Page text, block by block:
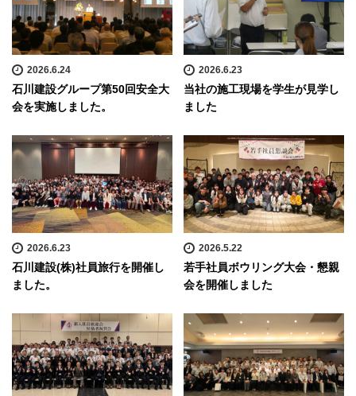
2026.6.24
石川建設グループ第50回安全大
会を実施しました。
2026.6.23
当社の施工現場を学生が見学し
ました
2026.6.23
石川建設(株)社員旅行を開催し
ました。
2026.5.22
若手社員ボウリング大会・懇親
会を開催しました